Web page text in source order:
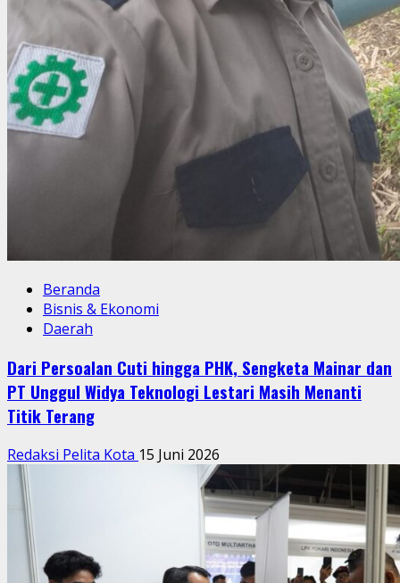
Beranda
Bisnis & Ekonomi
Daerah
Dari Persoalan Cuti hingga PHK, Sengketa Mainar dan
PT Unggul Widya Teknologi Lestari Masih Menanti
Titik Terang
Redaksi Pelita Kota 15 Juni 2026